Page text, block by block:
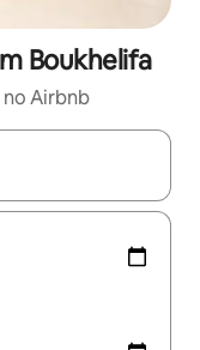
Boukhelifa
no Airbnb
explore-os